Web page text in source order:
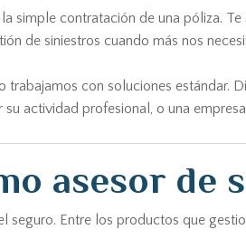
simple contratación de una póliza.
de siniestros cuando más nos
con soluciones
actividad profesional, o una
asesor de
seguro. Entre los productos que